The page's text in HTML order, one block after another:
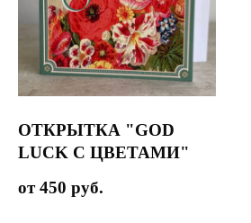
ОТКРЫТКА "GOD
LUCK С ЦВЕТАМИ"
450 руб.